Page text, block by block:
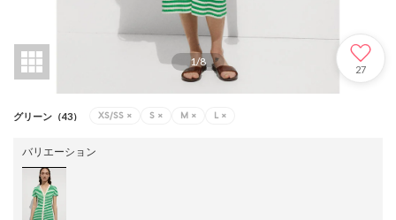
1/8
27
グリーン（43） XS/SS × S × M × L ×
バリエーション